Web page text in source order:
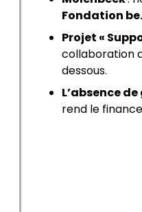
Fondation
Projet «
collaboration
dessous.
L’absence
rend le